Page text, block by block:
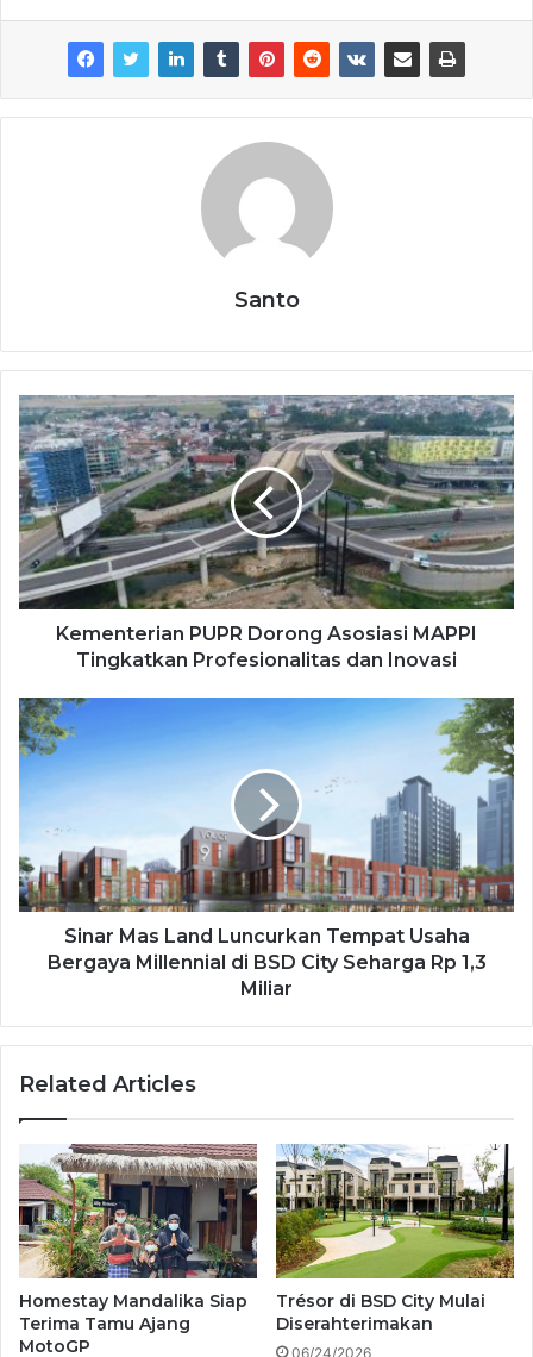
Santo
Kementerian PUPR Dorong Asosiasi MAPPI
Tingkatkan Profesionalitas dan Inovasi
Sinar Mas Land Luncurkan Tempat Usaha
Bergaya Millennial di BSD City Seharga Rp 1,3
Miliar
Related Articles
Homestay Mandalika Siap
Terima Tamu Ajang
MotoGP
Trésor di BSD City Mulai
Diserahterimakan
06/24/2026